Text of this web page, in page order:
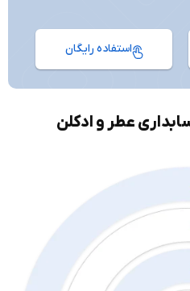
استفاده رایگان
عطر و ادکلن